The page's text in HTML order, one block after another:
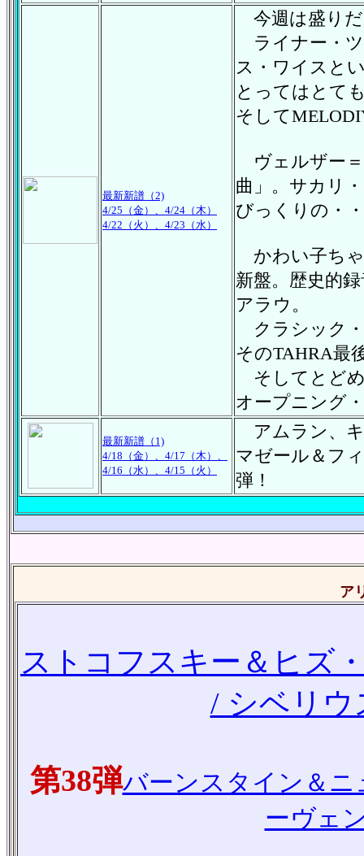
最新新譜（2)
4/25（金）、4/24（木）
4/22（火）、4/23（水）
今週は盛り
ライナー・
ス・ワイスと
とってはとて
そして
ヴェルザー
曲」。サカリ
びっくりの・
かわい子ち
新盤。歴史的
アラウ。
クラシック・
そのTAHRA最
そしてとどめ
オープニング
最新新譜（1)
4/18（金）、4/17（木）、
4/16（水）、4/15（火）
アムラン、キ
マゼール＆フ
弾！
ア
ストコフスキー＆ヒズ
/ シベリウ
第38弾バーンスタイン＆ニ
ーヴェ